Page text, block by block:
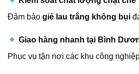
Đảm bảo giẻ lau trắng không bụi
Giao hàng nhanh tại Bình
Phục vụ tận nơi các khu công